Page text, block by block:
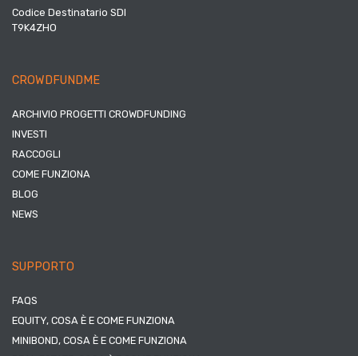
Codice Destinatario SDI
T9K4ZHO
CROWDFUNDME
ARCHIVIO PROGETTI CROWDFUNDING
INVESTI
RACCOGLI
COME FUNZIONA
BLOG
NEWS
SUPPORTO
FAQS
EQUITY, COSA È E COME FUNZIONA
MINIBOND, COSA È E COME FUNZIONA